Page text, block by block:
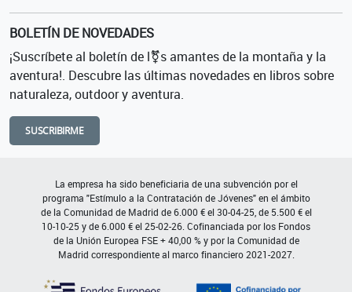
BOLETÍN DE NOVEDADES
¡Suscríbete al boletín de l⚧s amantes de la montaña y la
aventura!. Descubre las últimas novedades en libros sobre
naturaleza, outdoor y aventura.
SUSCRIBIRME
La empresa ha sido beneficiaria de una subvención por el
programa "Estímulo a la Contratación de Jóvenes" en el ámbito
de la Comunidad de Madrid de 6.000 € el 30-04-25, de 5.500 € el
10-10-25 y de 6.000 € el 25-02-26. Cofinanciada por los Fondos
de la Unión Europea FSE + 40,00 % y por la Comunidad de
Madrid correspondiente al marco financiero 2021-2027.